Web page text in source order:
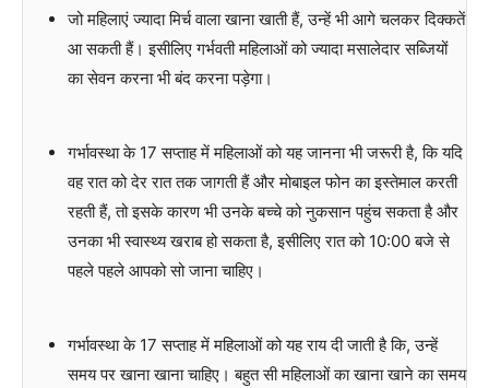
जो महिलाएं ज्यादा मिर्च वाला खाना खाती हैं, उन्हें भी आगे चलकर दिक्कतें
आ सकती हैं। इसीलिए गर्भवती महिलाओं को ज्यादा मसालेदार सब्जियों
का सेवन करना भी बंद करना पड़ेगा।
गर्भावस्था के 17 सप्ताह में महिलाओं को यह जानना भी जरूरी है, कि यदि
वह रात को देर रात तक जागती हैं और मोबाइल फोन का इस्तेमाल करती
रहती हैं, तो इसके कारण भी उनके बच्चे को नुकसान पहुंच सकता है और
उनका भी स्वास्थ्य खराब हो सकता है, इसीलिए रात को 10:00 बजे से
पहले पहले आपको सो जाना चाहिए।
गर्भावस्था के 17 सप्ताह में महिलाओं को यह राय दी जाती है कि, उन्हें
समय पर खाना खाना चाहिए। बहुत सी महिलाओं का खाना खाने का समय